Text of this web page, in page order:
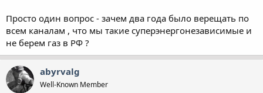
Просто один вопрос - зачем два года было верещать по
всем каналам , что мы такие суперэнергонезависимые и
не берем газ в РФ ?
abyrvalg
Well-Known Member